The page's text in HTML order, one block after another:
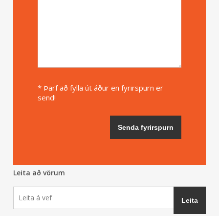
* Þarf að fylla út áður en fyrirspurn er
send!
Leita að vörum